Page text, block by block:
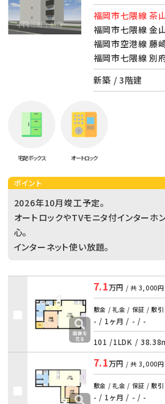
福岡市七隈線 茶
福岡市七隈線 金
福岡市空港線 藤
福岡市七隈線 別
新築 / 3階建
宅配ボックス オートロック
ポイント
2026年10月竣工予定。
オートロックやTVモニタ付インターホ
心。
インターネット使い放題。
7.1万円 / 共 3,000円
敷金 / 礼金 / 保証 / 敷引
- / 1ヶ月 / - / -
101 /1LDK /
7.1万円 / 共 3,000円
敷金 / 礼金 / 保証 / 敷引
- / 1ヶ月 / - / -